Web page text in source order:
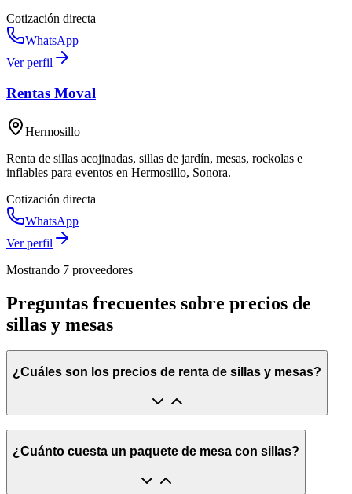
Cotización directa
WhatsApp
Ver perfil
Rentas Moval
Hermosillo
Renta de sillas acojinadas, sillas de jardín, mesas, rockolas e
inflables para eventos en Hermosillo, Sonora.
Cotización directa
WhatsApp
Ver perfil
Mostrando 7 proveedores
Preguntas frecuentes sobre precios de
sillas y mesas
¿Cuáles son los precios de renta de sillas y mesas?
¿Cuánto cuesta un paquete de mesa con sillas?